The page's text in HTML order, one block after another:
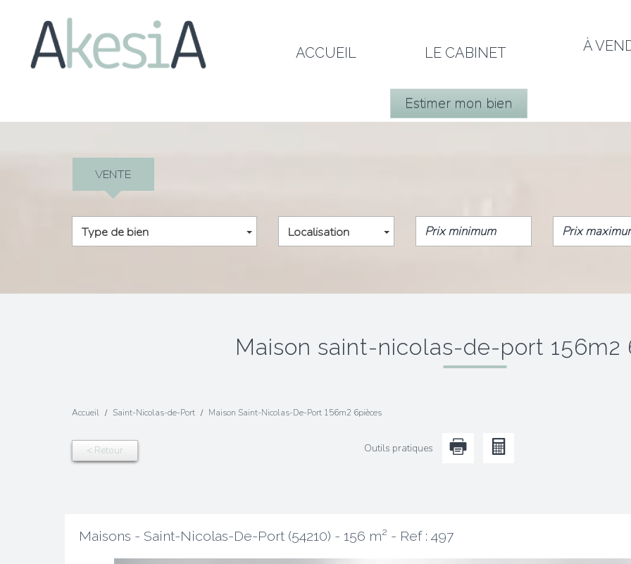
ACCUEIL LE CABINET À
Estimer mon bien
VENTE
Type de bien Localisation
maison saint-nicolas-de-port
Accueil Saint-Nicolas-de-Port Maison Saint-Nicolas-De-Port 156m2 6pièces
< Retour Outils pratiques
Maisons - Saint-Nicolas-De-Port (54210) - 156 m² - Ref : 497